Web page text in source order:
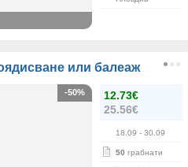
или балеаж
12.73€
25.56€
18.09 - 30.09
50 грабнати
-50%